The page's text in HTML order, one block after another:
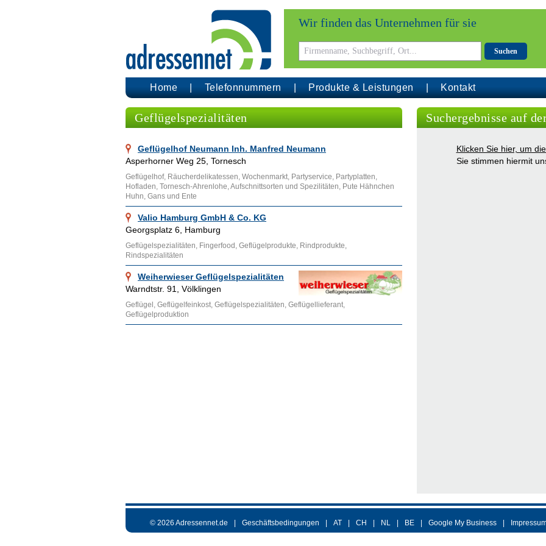
Wir finden das Unternehmen für sie
Suchen
Home Telefonnummern Produkte & Leistungen Kontakt
Geflügelspezialitäten
Geflügelhof Neumann Inh. Manfred Neumann
Asperhorner Weg 25, Tornesch
Geflügelhof, Räucherdelikatessen, Wochenmarkt, Partyservice, Partyplatten,
Hofladen, Tornesch-Ahrenlohe, Aufschnittsorten und Spezilitäten, Pute Hähnchen
Huhn, Gans und Ente
Valio Hamburg GmbH & Co. KG
Georgsplatz 6, Hamburg
Geflügelspezialitäten, Fingerfood, Geflügelprodukte, Rindprodukte,
Rindspezialitäten
Weiherwieser Geflügelspezialitäten
Warndtstr. 91, Völklingen
Geflügel, Geflügelfeinkost, Geflügelspezialitäten, Geflügellieferant,
Geflügelproduktion
Suchergebnisse auf
Klicken Sie hier, um
Sie stimmen hiermit
© 2026 Adressennet.de Geschäftsbedingungen AT CH NL BE Google My Business